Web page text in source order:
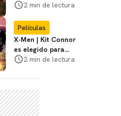
que se filme la parte
2 min de lectura
Películas
X-Men | Kit Connor
es elegido para
interpretar a
película
2 min de lectura